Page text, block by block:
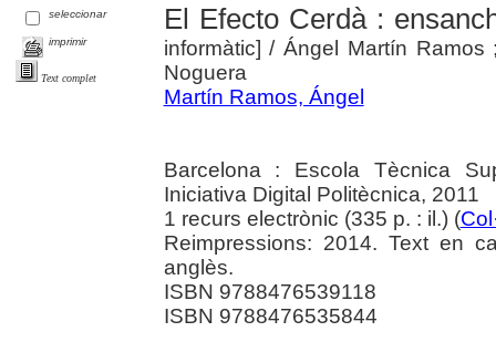
seleccionar
imprimir
Text complet
El Efecto Cerdà :
informàtic]/ Ángel Martín Ramos
Noguera
Martín Ramos, Ángel
Barcelona : Escola Tècnica
Iniciativa Digital Politècnica, 2011
1 recurs electrònic (335 p. : il.) (
Reimpressions: 2014. Text en
anglès.
ISBN 9788476539118
ISBN 9788476535844